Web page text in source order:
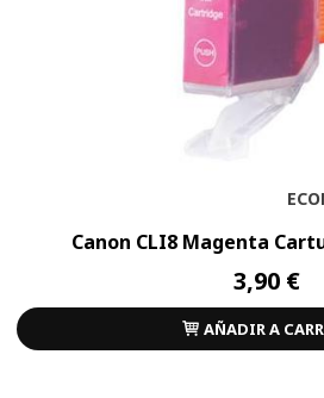
Canon CLI8 Magenta
3,90 €
AÑADIR A